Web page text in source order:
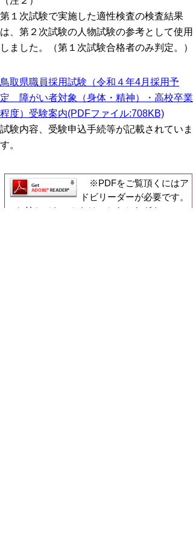
第１次試験で実施した適性検査の検査結果
は、第２次試験の人物試験の参考として使用
しました。（第１次試験合格者のみ判定。）
鳥取県職員採用試験（令和４年4月採用予
定 障がい者対象（身体・精神）・高校卒業
程度）受験案内(PDFファイル:708KB)
試験内容、受験申込手続等が記載されていま
す。
※PDFをご覧頂くにはア
ドビリーダーが必要です。
お持ちでないかたは
こちらからダウンロー